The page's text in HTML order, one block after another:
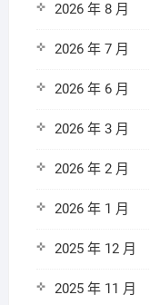
2026 年 8 月
2026 年 7 月
2026 年 6 月
2026 年 3 月
2026 年 2 月
2026 年 1 月
2025 年 12 月
2025 年 11 月